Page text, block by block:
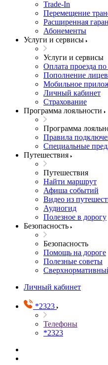
Trade-In
Перемещение
Расширенная
Абонементы
Услуги и сервисы
Услуги и сервисы
Оплата проезда
Пополнение
Мобильное
Личный кабинет
Страхование
Программа лояльности
Программа
Правила
Специальные
Путешествия
Путешествия
Найти маршрут
Афиша событий
Видео из
Аудиогид
Полезное в дорогу
Безопасность
Безопасность
Помощь на дороге
Полезные советы
Личный кабинет
*2323
Телефоны
*2323